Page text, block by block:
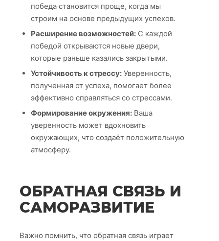
победа становится проще, когда мы
строим на основе предыдущих успехов.
Расширение возможностей:С каждой
победой открываются новые двери,
которые раньше казались закрытыми.
Устойчивость к стрессу:Уверенность,
полученная от успеха, помогает более
эффективно справляться со стрессами.
Формирование окружения:Ваша
уверенность может вдохновить
окружающих, что создаёт положительную
атмосферу.
ОБРАТНАЯ СВЯЗЬ И
САМОРАЗВИТИЕ
Важно помнить, что обратная связь играет